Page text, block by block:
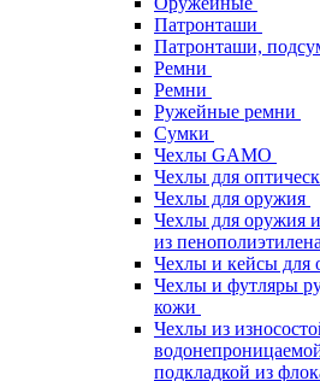
Патронташи
Патронташи,
Ремни
Ремни
Ружейные ремни
Сумки
Чехлы GAMO
Чехлы для
Чехлы для оружия
Чехлы для оружия
из пенополиэтилена
Чехлы и кейсы для
Чехлы и футляры
кожи
Чехлы из
подкладкой из